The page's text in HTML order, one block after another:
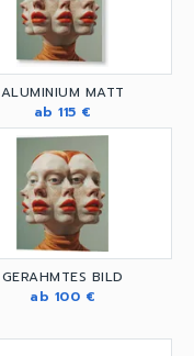
ALUMINIUM MATT
ab 115 €
GERAHMTES BILD
ab 100 €